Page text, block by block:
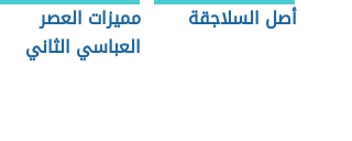
أصل السلاجقة
مميزات العصر
العباسي الثاني